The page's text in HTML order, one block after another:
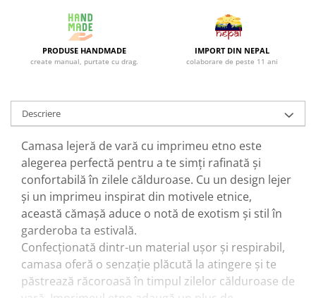
PRODUSE HANDMADE
create manual, purtate cu drag.
IMPORT DIN NEPAL
colaborare de peste 11 ani
Descriere
Camasa lejeră de vară cu imprimeu etno este
alegerea perfectă pentru a te simți rafinată și
confortabilă în zilele călduroase. Cu un design lejer
și un imprimeu inspirat din motivele etnice,
această cămașă aduce o notă de exotism și stil în
garderoba ta estivală.
Confecționată dintr-un material ușor și respirabil,
camasa oferă o senzație plăcută la atingere și te
păstrează răcoroasă în timpul zilelor călduroase de